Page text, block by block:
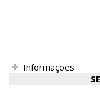
Informações